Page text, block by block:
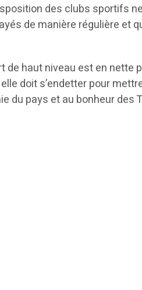
des clubs sportifs
de manière régulière et
haut niveau est en
doit s’endetter pour
du pays et au bonheur